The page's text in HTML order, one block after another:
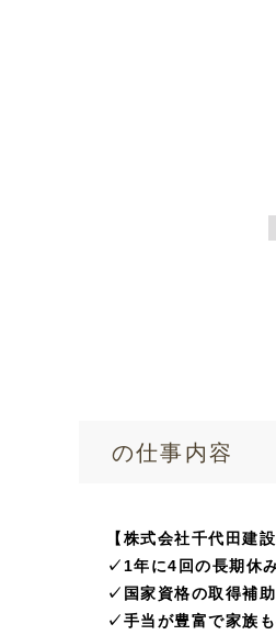
の仕事内容
【株式会社千代田建
✓1年に4回の長期休
✓国家資格の取得補
✓手当が豊富で家族